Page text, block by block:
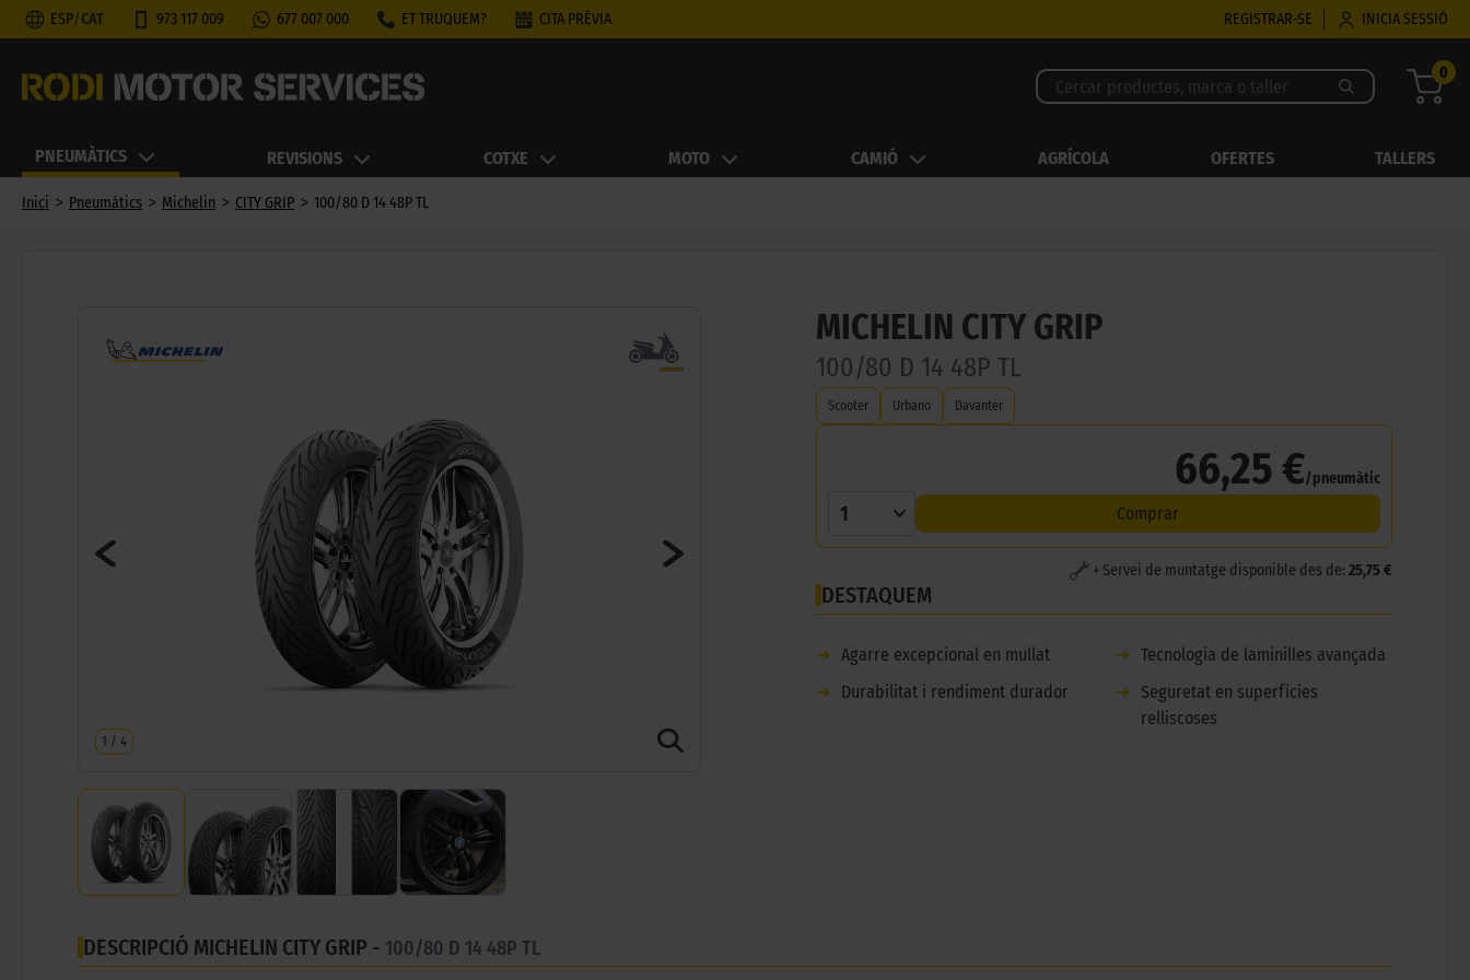
ESP/CAT 973 117 009 677 007 000 ET TRUQUEM? CITA PRÈVIA REGISTRAR-SE INICIA SESSIÓ
0
PNEUMÀTICS REVISIONS COTXE MOTO CAMIÓ AGRÍCOLA OFERTES TALLERS
Inici > Pneumàtics > Michelin > CITY GRIP > 100/80 D 14 48P TL
1 / 4
MICHELIN CITY GRIP
100/80 D 14 48P TL
Scooter Urbano Davanter
66,25 €/pneumàtic
1 Comprar
+ Servei de muntatge disponible des de: 25,75 €
DESTAQUEM
➜ Agarre excepcional en mullat ➜ Tecnologia de laminilles avançada
➜
Durabilitat i rendiment durador ➜
Seguretat en superfícies
relliscoses
DESCRIPCIÓ MICHELIN CITY GRIP - 100/80 D 14 48P TL